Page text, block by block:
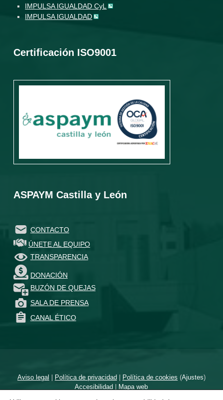
IMPULSA IGUALDAD CyL
IMPULSA IGUALDAD
Certificación ISO9001
ASPAYM Castilla y León
CONTACTO
ÚNETE AL EQUIPO
TRANSPARENCIA
DONACIÓN
BUZÓN DE QUEJAS
SALA DE PRENSA
CANAL ÉTICO
Aviso legal | Política de privacidad| Política de cookies (Ajustes)
Accesibilidad | Mapa web